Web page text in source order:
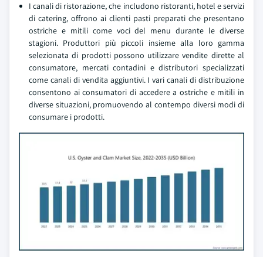
I canali di ristorazione, che includono ristoranti, hotel e servizi
di catering, offrono ai clienti pasti preparati che presentano
ostriche e mitili come voci del menu durante le diverse
stagioni. Produttori più piccoli insieme alla loro gamma
selezionata di prodotti possono utilizzare vendite dirette al
consumatore, mercati contadini e distributori specializzati
come canali di vendita aggiuntivi. I vari canali di distribuzione
consentono ai consumatori di accedere a ostriche e mitili in
diverse situazioni, promuovendo al contempo diversi modi di
consumare i prodotti.